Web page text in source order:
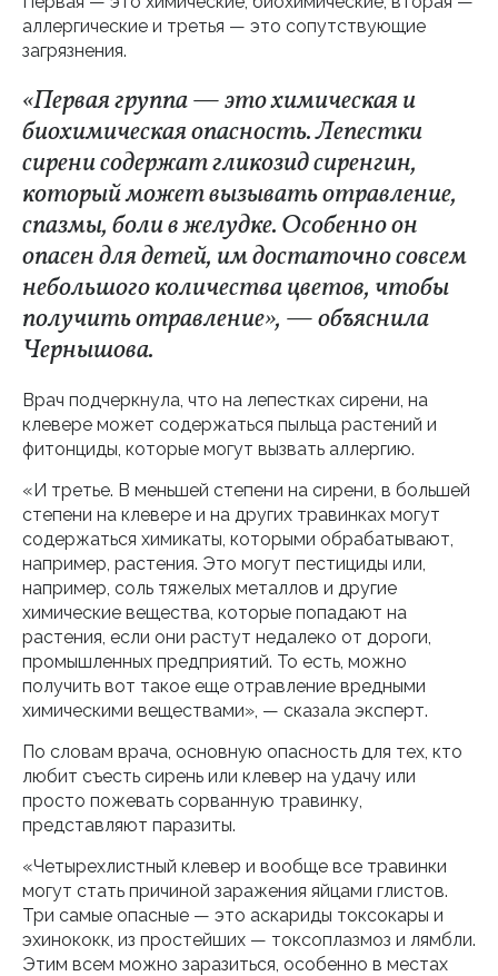
аллергические и третья — это сопутствующие
загрязнения.
«Первая группа — это химическая и
биохимическая опасность. Лепестки
сирени содержат гликозид сиренгин,
который может вызывать отравление,
спазмы, боли в желудке. Особенно он
опасен для детей, им достаточно совсем
небольшого количества цветов, чтобы
получить отравление», — объяснила
Чернышова.
Врач подчеркнула, что на лепестках сирени, на
клевере может содержаться пыльца растений и
фитонциды, которые могут вызвать аллергию.
«И третье. В меньшей степени на сирени, в большей
степени на клевере и на других травинках могут
содержаться химикаты, которыми обрабатывают,
например, растения. Это могут пестициды или,
например, соль тяжелых металлов и другие
химические вещества, которые попадают на
растения, если они растут недалеко от дороги,
промышленных предприятий. То есть, можно
получить вот такое еще отравление вредными
химическими веществами», — сказала эксперт.
По словам врача, основную опасность для тех, кто
любит съесть сирень или клевер на удачу или
просто пожевать сорванную травинку,
представляют паразиты.
«Четырехлистный клевер и вообще все травинки
могут стать причиной заражения яйцами глистов.
Три самые опасные — это аскариды токсокары и
эхинококк, из простейших — токсоплазмоз и лямбли.
Этим всем можно заразиться, особенно в местах